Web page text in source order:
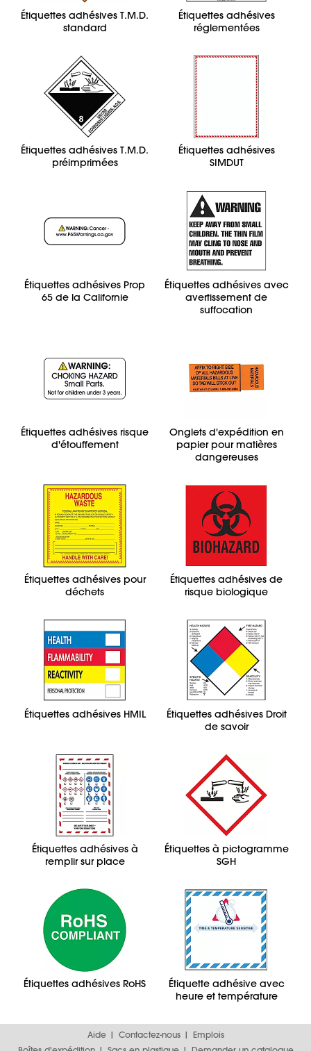
Étiquettes adhésives T.M.D.
standard
Étiquettes adhésives
réglementées
Étiquettes adhésives T.M.D.
préimprimées
Étiquettes adhésives
SIMDUT
Étiquettes adhésives Prop
65 de la Californie
Étiquettes adhésives avec
avertissement de
suffocation
Étiquettes adhésives risque
d'étouffement
Onglets d'expédition en
papier pour matières
dangereuses
Étiquettes adhésives pour
déchets
Étiquettes adhésives de
risque biologique
Étiquettes adhésives HMIL
Étiquettes adhésives Droit
de savoir
Étiquettes adhésives à
remplir sur place
Étiquettes à pictogramme
SGH
Étiquettes adhésives RoHS
Étiquette adhésive avec
heure et température
Aide Contactez-nous
Emplois